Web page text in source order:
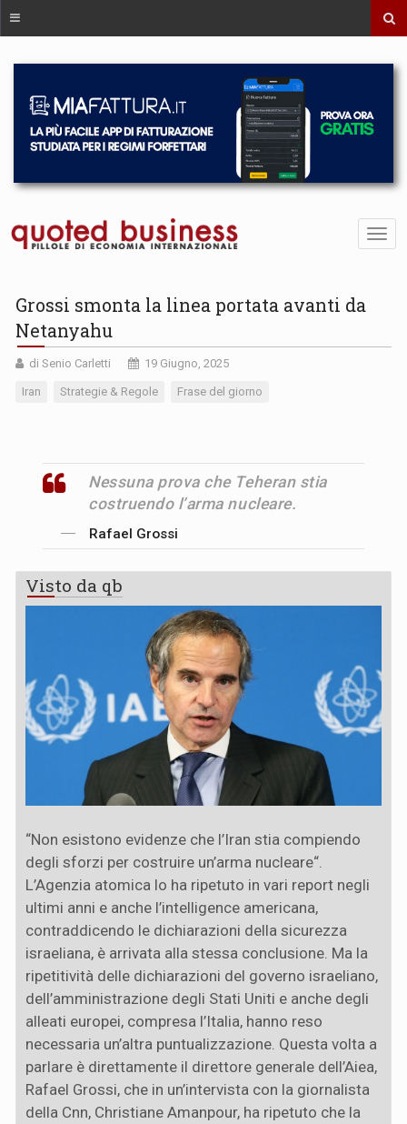
Grossi smonta la linea portata avanti da
Netanyahu
di Senio Carletti 19 Giugno, 2025
Iran Strategie & Regole Frase del giorno
Nessuna prova che Teheran stia
costruendo l’arma nucleare.
Rafael Grossi
Visto da qb
“Non esistono evidenze che l’Iran stia compiendo
degli sforzi per costruire un’arma nucleare“.
L’Agenzia atomica lo ha ripetuto in vari report negli
ultimi anni e anche l’intelligence americana,
contraddicendo le dichiarazioni della sicurezza
israeliana, è arrivata alla stessa conclusione. Ma la
ripetitività delle dichiarazioni del governo israeliano,
dell’amministrazione degli Stati Uniti e anche degli
alleati europei, compresa l’Italia, hanno reso
necessaria un’altra puntualizzazione. Questa volta a
parlare è direttamente il direttore generale dell’Aiea,
Rafael Grossi, che in un’intervista con la giornalista
della Cnn, Christiane Amanpour, ha ripetuto che la